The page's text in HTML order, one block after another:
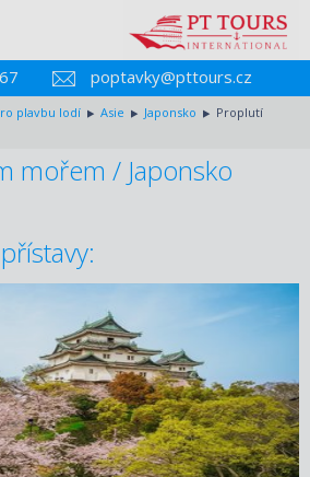
poptavky@pttours.cz
plavbu lodí Asie Japonsko
Proplutí
mořem / Japonsko